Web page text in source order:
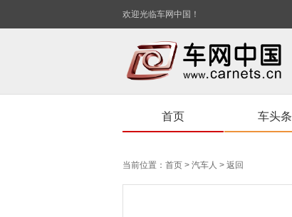
欢迎光临车网中国！
首页 车头条
当前位置： 首页 > 汽车人 > 返回